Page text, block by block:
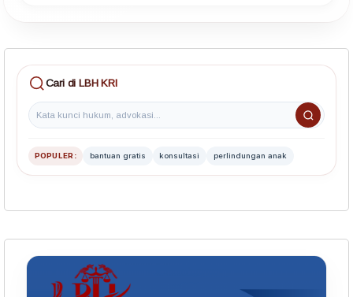
Cari di LBH KRI
POPULER: bantuan gratis konsultasi perlindungan anak